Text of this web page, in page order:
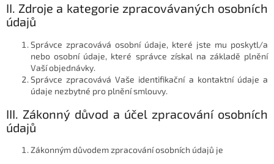
II. Zdroje a kategorie zpracovávaných osobních
údajů
Správce zpracovává osobní údaje, které jste mu poskytl/a
nebo osobní údaje, které správce získal na základě plnění
Vaší objednávky.
Správce zpracovává Vaše identifikační a kontaktní údaje a
údaje nezbytné pro plnění smlouvy.
III. Zákonný důvod a účel zpracování osobních
údajů
Zákonným důvodem zpracování osobních údajů je